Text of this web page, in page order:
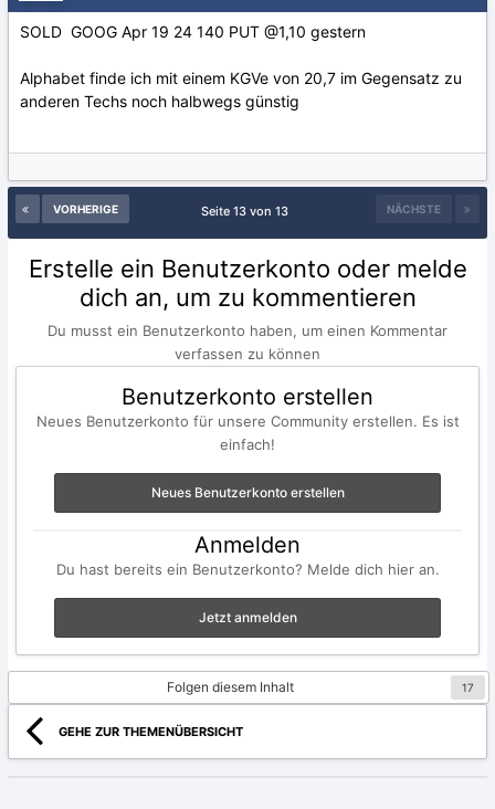
SOLD GOOG Apr 19 24 140 PUT @1,10 gestern
Alphabet finde ich mit einem KGVe von 20,7 im Gegensatz zu
anderen Techs noch halbwegs günstig
VORHERIGE NÄCHSTE
Seite 13 von 13
Erstelle ein Benutzerkonto oder melde
dich an, um zu kommentieren
Du musst ein Benutzerkonto haben, um einen Kommentar
verfassen zu können
Benutzerkonto erstellen
Neues Benutzerkonto für unsere Community erstellen. Es ist
einfach!
Neues Benutzerkonto erstellen
Anmelden
Du hast bereits ein Benutzerkonto? Melde dich hier an.
Jetzt anmelden
Folgen diesem Inhalt 17
GEHE ZUR THEMENÜBERSICHT